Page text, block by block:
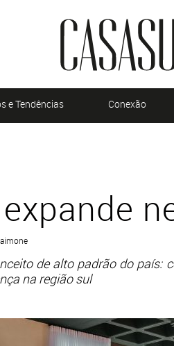
e Tendências Conexão
de alto padrão do país:
na região sul